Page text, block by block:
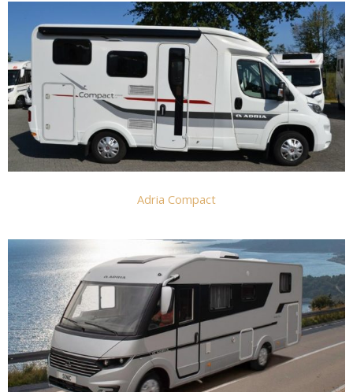
Adria Compact